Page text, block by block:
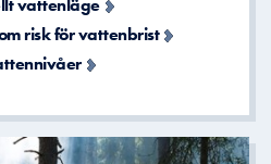
vattenläge
risk för vattenbrist